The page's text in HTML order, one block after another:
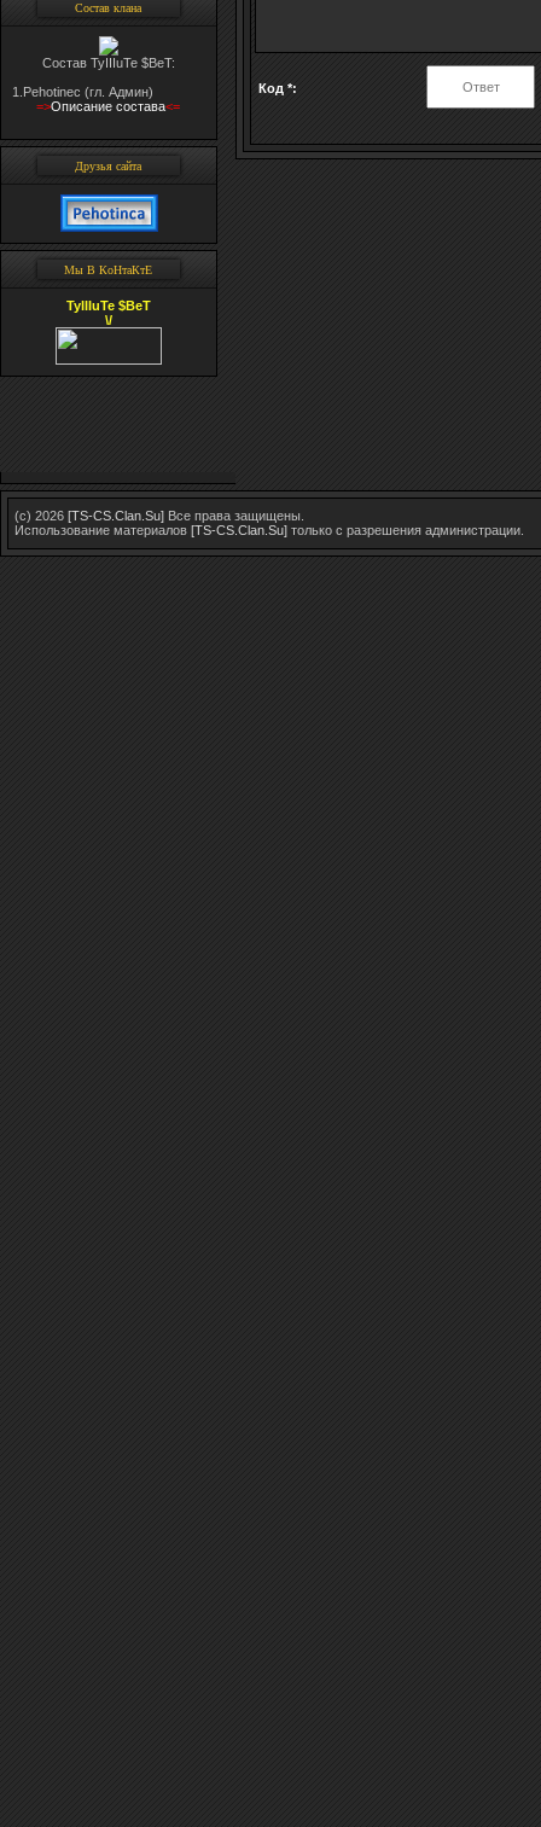
Состав клана
Состав TyIIIuTe $BeT:
1.Pehotinec (гл. Админ)
=>Oписание состава<=
Друзья сайта
Мы В КоНтаКтЕ
TyIIIuTe $BeT
\/
Код *:
(c) 2026 [TS-CS.Clan.Su] Все права защищены.
Использование материалов [TS-CS.Clan.Su] только с разрешения администрации.